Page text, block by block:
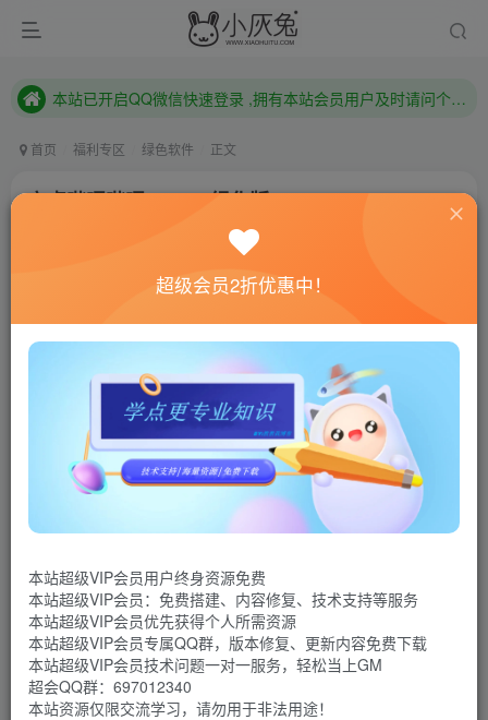
本站已开启QQ微信快速登录 ,拥有本站会员用户及时请问个人中心绑定！
本站已开启QQ微信快速登录 ,拥有本站会员用户及时请问个人中心绑定！
首页 福利专区 绿色软件 正文
安卓哔哩哔哩v6.86.0绿化版
联网教程： 内附教程
单机教程： 内附教程
不懂的话联系客服！！！
哔哩哔哩（英文名称：bilibili，简称B站），国内知名的
动漫视频弹幕社区，最棒的动漫新番，ACG氛围，有创意的
Up主，哔哩哔哩网站视频来自用户创作或搬运，不同于其他
搬运工是群热爱动画的用户，他们能提供最及时、质量好、
最清晰的动漫视频内容。
软件截图
超级会员2折优惠中！
本站超级VIP会员用户终身资源免费
本站超级VIP会员：免费搭建、内容修复、技术支持等服务
本站超级VIP会员优先获得个人所需资源
本站超级VIP会员专属QQ群，版本修复、更新内容免费下载
本站超级VIP会员技术问题一对一服务，轻松当上GM
超会QQ群：697012340
本站资源仅限交流学习，请勿用于非法用途！